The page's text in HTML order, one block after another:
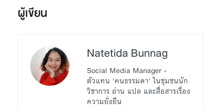
ผู้เขียน
Natetida Bunnag
Social Media Manager -
ตัวแทน 'คนธรรมดา' ในชุมชนนัก
วิชาการ อ่าน แปล และสื่อสารเรื่อง
ความยั่งยืน